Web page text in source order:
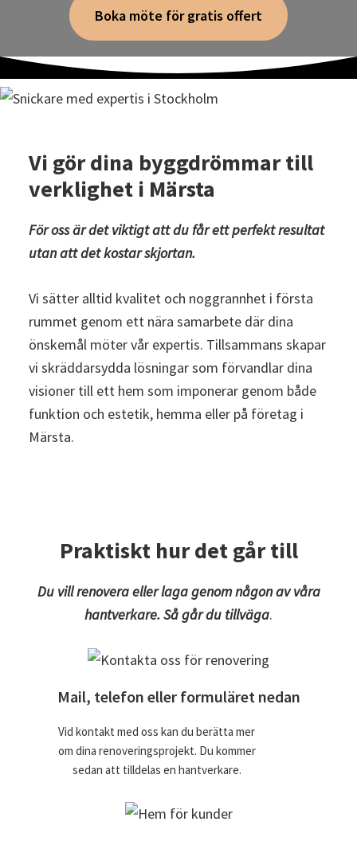
Boka möte för gratis offert
Vi gör dina byggdrömmar till
verklighet i Märsta
För oss är det viktigt att du får ett perfekt resultat
utan att det kostar skjortan.
Vi sätter alltid kvalitet och noggrannhet i första
rummet genom ett nära samarbete där dina
önskemål möter vår expertis. Tillsammans skapar
vi skräddarsydda lösningar som förvandlar dina
visioner till ett hem som imponerar genom både
funktion och estetik, hemma eller på företag i
Märsta.
Praktiskt hur det går till
Du vill renovera eller laga genom någon av våra
hantverkare. Så går du tillväga.
Mail, telefon eller formuläret nedan
Vid kontakt med oss kan du berätta mer
om dina renoveringsprojekt. Du kommer
sedan att tilldelas en hantverkare.